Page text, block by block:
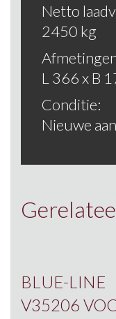
Netto
2450 kg
L 366 x B
Conditie:
Nieuwe
BLUE-LINE
V35206